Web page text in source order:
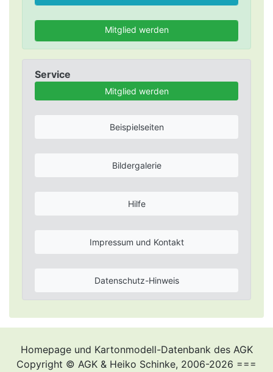
Mitglied werden
Service
Mitglied werden
Beispielseiten
Bildergalerie
Hilfe
Impressum und Kontakt
Datenschutz-Hinweis
Homepage und Kartonmodell-Datenbank des AGK
Copyright © AGK & Heiko Schinke, 2006-2026 ===